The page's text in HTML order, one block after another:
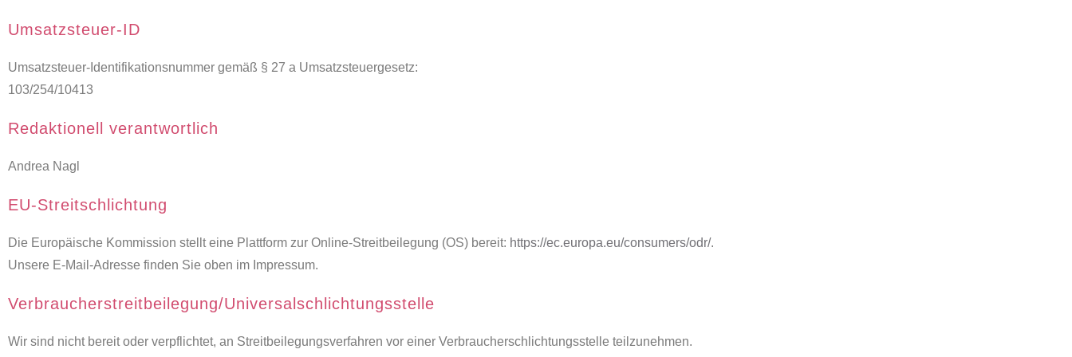
Umsatzsteuer-ID
Umsatzsteuer-Identifikationsnummer gemäß § 27 a Umsatzsteuergesetz:
103/254/10413
Redaktionell verantwortlich
Andrea Nagl
EU-Streitschlichtung
Die Europäische Kommission stellt eine Plattform zur Online-Streitbeilegung (OS) bereit: https://ec.europa.eu/consumers/odr/.
Unsere E-Mail-Adresse finden Sie oben im Impressum.
Verbraucher­streit­beilegung/Universal­schlichtungs­stelle
Wir sind nicht bereit oder verpflichtet, an Streitbeilegungsverfahren vor einer Verbraucherschlichtungsstelle teilzunehmen.